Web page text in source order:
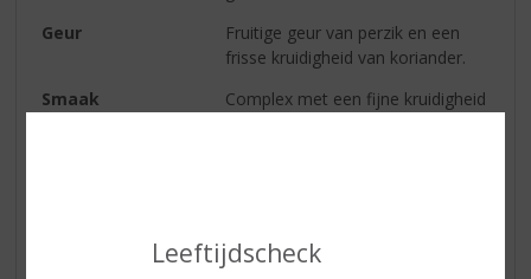
Leeftijdscheck
Geur
Fruitige geur van perzik en een
frisse kruidigheid van koriander.
Smaak
Complex met een fijne kruidigheid
waarbij de hopbitters zich nog
even duidelijk laten gelden.